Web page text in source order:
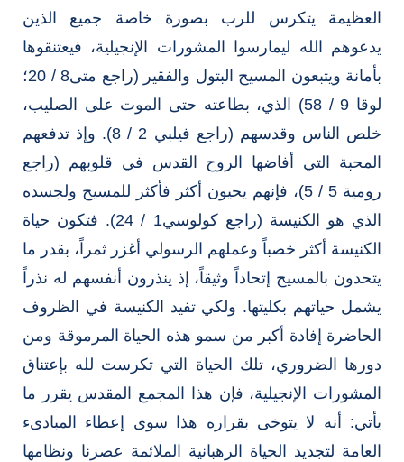
العظيمة يتكرس للرب بصورة خاصة جميع الذين
يدعوهم الله ليمارسوا المشورات الإنجيلية، فيعتنقوها
بأمانة ويتبعون المسيح البتول والفقير (راجع متى8 / 20؛
لوقا 9 / 58) الذي، بطاعته حتى الموت على الصليب،
خلص الناس وقدسهم (راجع فيلبي 2 / 8). وإذ تدفعهم
المحبة التي أفاضها الروح القدس في قلوبهم (راجع
رومية 5 / 5)، فإنهم يحيون أكثر فأكثر للمسيح ولجسده
الذي هو الكنيسة (راجع كولوسي1 / 24). فتكون حياة
الكنيسة أكثر خصباً وعملهم الرسولي أغزر ثمراً، بقدر ما
يتحدون بالمسيح إتحاداً وثيقاً، إذ ينذرون أنفسهم له نذراً
يشمل حياتهم بكليتها. ولكي تفيد الكنيسة في الظروف
الحاضرة إفادة أكبر من سمو هذه الحياة المرموقة ومن
دورها الضروري، تلك الحياة التي تكرست لله بإعتناق
المشورات الإنجيلية، فإن هذا المجمع المقدس يقرر ما
يأتي: أنه لا يتوخى بقراره هذا سوى إعطاء المبادىء
العامة لتجديد الحياة الرهبانية الملائمة عصرنا ونظامها